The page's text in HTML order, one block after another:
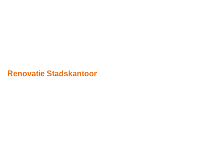
Renovatie Stadskantoor